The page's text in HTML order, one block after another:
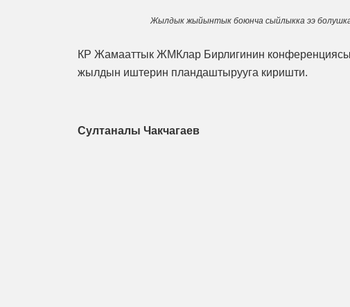
Жылдык жыйынтык боюнча сыйлыкка ээ
КР Жамааттык ЖМКлар Бирлигинин
жылдын иштерин пландаштырууга киришти.
Султаналы Чакчагаев